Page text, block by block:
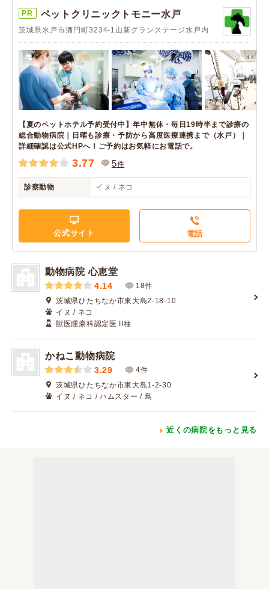
PR ペットクリニックトモニー水戸
茨城県水戸市酒門町3234-1山新グランステージ水戸内
【夏のペットホテル予約受付中】年中無休・毎日19時半まで診療の
総合動物病院｜日曜も診療・予防から高度医療連携まで（水戸）｜
詳細確認は公式HPへ！ご予約はお気軽にお電話で。
3.77 5件
診察動物 イヌ / ネコ
公式サイト 電話
動物病院 心恵堂
4.14
18件
茨城県ひたちなか市東大島2-18-10
イヌ / ネコ
獣医腫瘍科認定医 II種
かねこ動物病院
3.29
4件
茨城県ひたちなか市東大島1-2-30
イヌ / ネコ / ハムスター / 鳥
近くの病院をもっと見る